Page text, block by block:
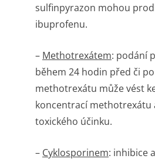
sulfinpyrazon mohou
ibuprofenu.
– Methotrexátem: podání
během 24 hodin před či
methotrexátu může vést
koncentrací methotrexátu
toxického účinku.
– Cyklosporinem: inhibice